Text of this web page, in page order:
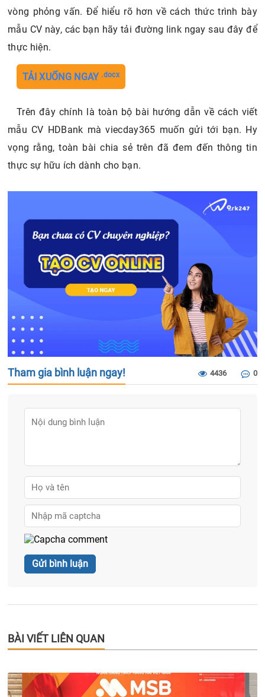
vòng phỏng vấn. Để hiểu rõ hơn về cách thức trình bày
mẫu CV này, các bạn hãy tải đường link ngay sau đây để
thực hiện.
TẢI XUỐNG NGAY .docx
Trên đây chính là toàn bộ bài hướng dẫn về cách viết
mẫu CV HDBank mà viecday365 muốn gửi tới bạn. Hy
vọng rằng, toàn bài chia sẻ trên đã đem đến thông tin
thực sự hữu ích dành cho bạn.
Tham gia bình luận ngay! 4436 0
BÀI VIẾT LIÊN QUAN